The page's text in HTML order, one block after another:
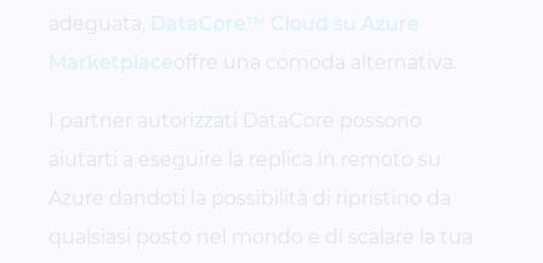
adeguata,
DataCore™ Cloud su Azure
Marketplaceoffre una comoda alternativa.
I partner autorizzati DataCore possono
aiutarti a eseguire la replica in remoto su
Azure dandoti la possibilità di ripristino da
qualsiasi posto nel mondo e di scalare la tua